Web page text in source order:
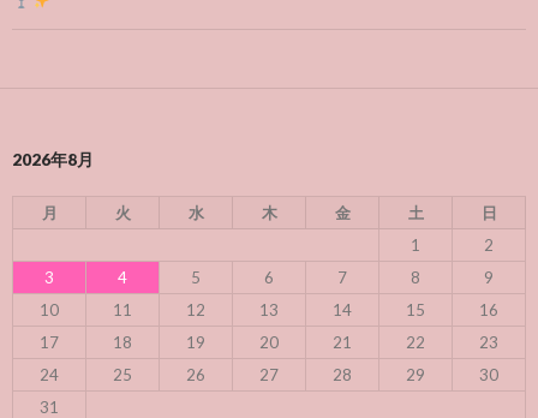
2026年8月
月 火 水 木 金 土
日
1
2
3
4 5 6 7 8
9
10
11 12 13 14 15
16
17
18 19 20 21 22
23
24
25 26 27 28 29
30
31